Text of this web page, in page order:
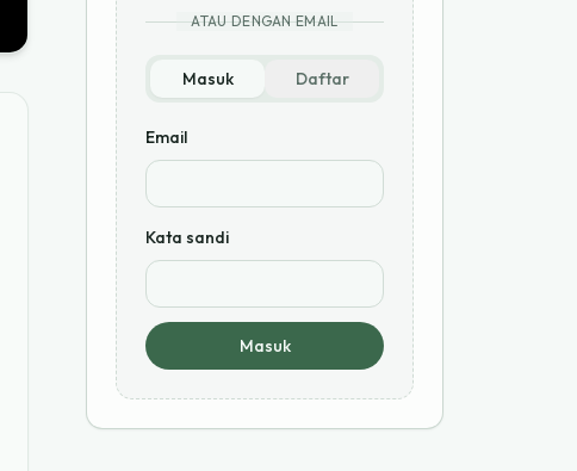
ATAU DENGAN EMAIL
Masuk Daftar
Email
Kata sandi
Masuk